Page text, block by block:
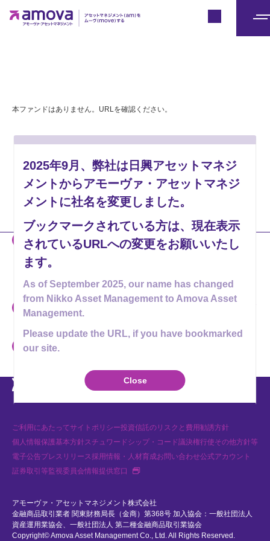
本ファンドはありません。URLを確認ください。
当社のホームページには、投資者の皆様への情報提供などを目的とし
資料も掲載されております。販売会社の皆様は、それらを用いた当社
投資信託の勧誘を行なわないようお願い申し上げます。
いわゆるファンド形態での投資勧誘等に関するご注意
ご利用にあたってサイトポリシー投資信託のリスクと費用勧誘方針
個人情報保護基本方針スチュワードシップ・コード議決権行使その他方針等
電子公告プレスリリース採用情報・人材育成お問い合わせ公式アカウント
証券取引等監視委員会情報提供窓口
新規タブで開く
アモーヴァ・アセットマネジメント株式会社
金融商品取引業者 関東財務局長（金商）第368号 加入協会：一般社団法人
資産運用業協会、一般社団法人 第二種金融商品取引業協会
Copyright© Amova Asset Management Co., Ltd. All Rights Reserved.
2025年9月、弊社は日興アセットマネジ
メントからアモーヴァ・アセットマネジ
メントに社名を変更しました。
ブックマークされている方は、現在表示
されているURLへの変更をお願いいたし
ます。
As of September 2025, our name has changed
from Nikko Asset Management to Amova Asset
Management.
Please update the URL, if you have bookmarked
our site.
Close